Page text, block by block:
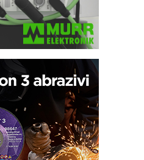
dugoročna korist
mestu!
- više od 40 godina